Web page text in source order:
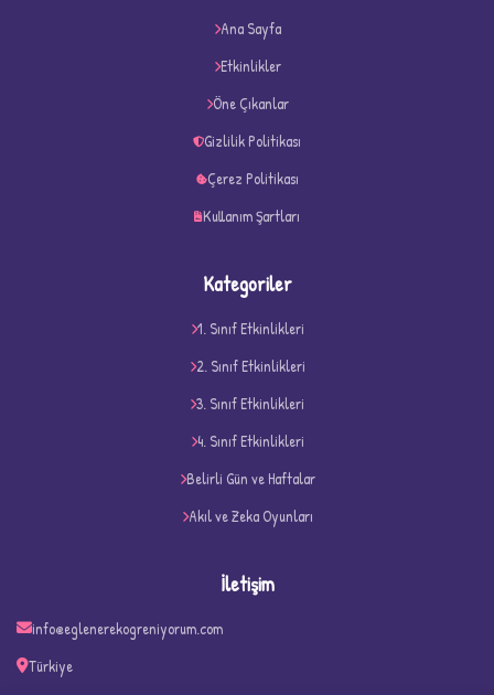
✧
Ana Sayfa
Etkinlikler
Öne Çıkanlar
Gizlilik Politikası
Çerez Politikası
Kullanım Şartları
Kategoriler
1. Sınıf Etkinlikleri
2. Sınıf Etkinlikleri
3. Sınıf Etkinlikleri
4. Sınıf Etkinlikleri
Belirli Gün ve Haftalar
Akıl ve Zeka Oyunları
İletişim
info@eglenerekogreniyorum.com
Türkiye